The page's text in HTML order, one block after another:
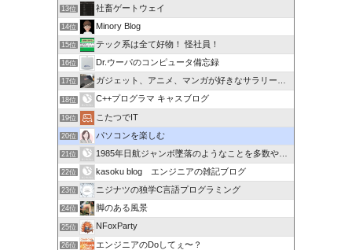
13位 社畜ゲートウェイ
14位 Minory Blog
15位 テック系は全て好物！ 怪社員！
16位 Dr.ウーパのコンピュータ備忘録
17位 ガジェット、アニメ、マンガが好きなサラリーマンブログです。
18位 C++プログラマ キャスブログ
19位 こたつでIT
20位 パソコンを楽しむ
21位 1985年日航ジャンボ墜落のようなことを多数やらせるのは誰か
22位 kasoku blog エンジニアの雑記ブログ
23位 ニジナツの独学C言語プログラミング
24位 脚のある風景
25位 NFoxParty
26位 エンジニアのDoしてぇ〜？